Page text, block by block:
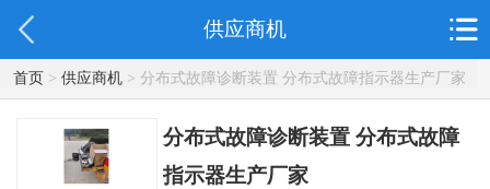
供应商机
首页> 供应商机> 分布式故障诊断装置 分布式故障指示器生产厂家
分布式故障诊断装置 分布式故障
指示器生产厂家